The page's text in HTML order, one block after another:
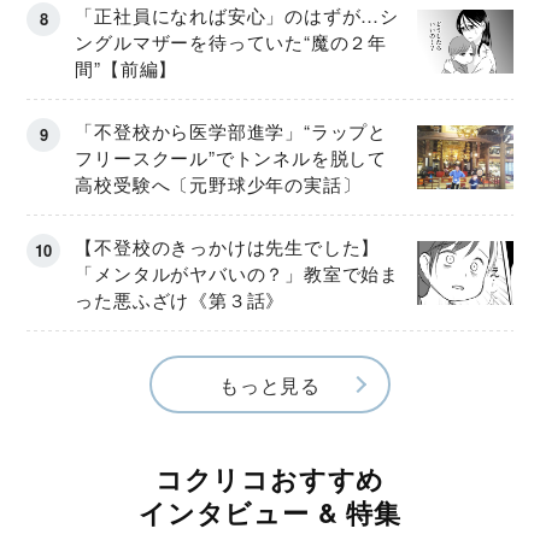
「正社員になれば安心」のはずが…シ
ングルマザーを待っていた“魔の２年
間”【前編】
「不登校から医学部進学」“ラップと
フリースクール”でトンネルを脱して
高校受験へ〔元野球少年の実話〕
【不登校のきっかけは先生でした】
「メンタルがヤバいの？」教室で始ま
った悪ふざけ《第３話》
もっと見る
コクリコおすすめ
インタビュー & 特集